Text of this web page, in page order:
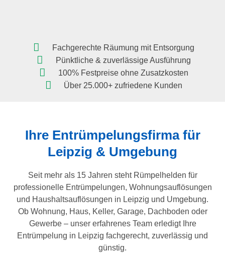
Fachgerechte Räumung mit Entsorgung
Pünktliche & zuverlässige Ausführung
100% Festpreise ohne Zusatzkosten
Über 25.000+ zufriedene Kunden
Ihre Entrümpelungsfirma für
Leipzig & Umgebung
Seit mehr als 15 Jahren steht Rümpelhelden für
professionelle Entrümpelungen, Wohnungsauflösungen
und Haushaltsauflösungen in Leipzig und Umgebung.
Ob Wohnung, Haus, Keller, Garage, Dachboden oder
Gewerbe – unser erfahrenes Team erledigt Ihre
Entrümpelung in Leipzig fachgerecht, zuverlässig und
günstig.